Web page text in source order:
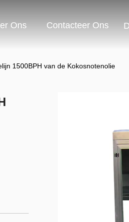
Ons Contacteer Ons
1500BPH van de Kokosnotenolie